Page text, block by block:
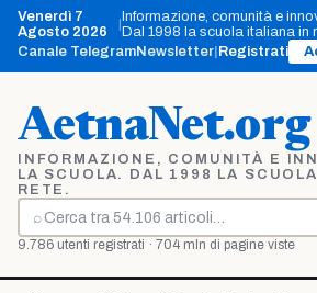
Vai
contenuto
Venerdì 7
Agosto 2026
Informazione, comunità e
Dal 1998 la scuola italiana in
Canale TelegramNewsletter Registrati
AetnaNet.org
INFORMAZIONE, COMUNITÀ E
LA SCUOLA. DAL 1998 LA
RETE.
⌕
Cerca
9.786 utenti registrati · 704 mln di pagine viste